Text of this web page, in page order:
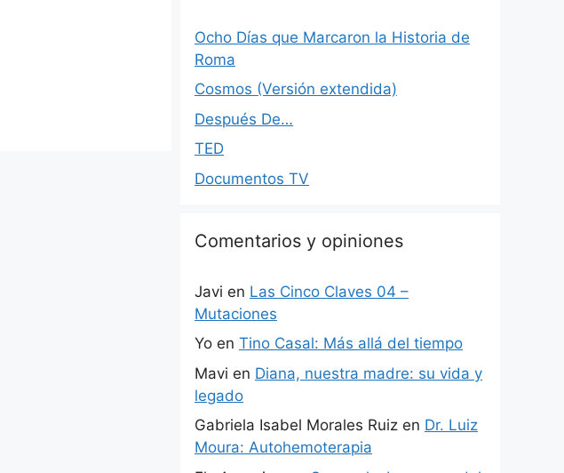
Ocho Días que Marcaron la Historia de
Roma
Cosmos (Versión extendida)
Después De…
TED
Documentos TV
Comentarios y opiniones
Javi en Las Cinco Claves 04 –
Mutaciones
Yo en Tino Casal: Más allá del tiempo
Mavi en Diana, nuestra madre: su vida y
legado
Gabriela Isabel Morales Ruiz en Dr. Luiz
Moura: Autohemoterapia